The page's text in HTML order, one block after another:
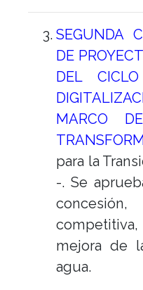
SEGUNDA
DE
DEL
MARCO
para la
-. Se
mejora de
agua.